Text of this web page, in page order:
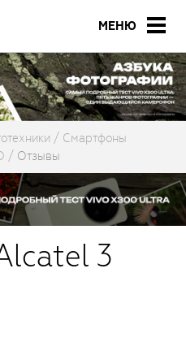
МЕНЮ
Смартфоны
Отзывы
3